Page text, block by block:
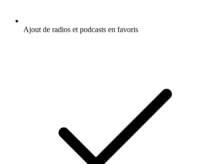
Ajout de radios et podcasts en favoris